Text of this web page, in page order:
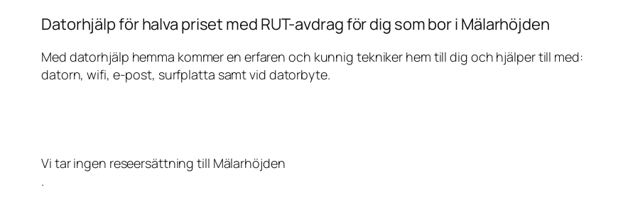
Datorhjälp för halva priset med RUT-avdrag för dig som bor i Mälarhöjden
Med datorhjälp hemma kommer en erfaren och kunnig tekniker hem till dig och hjälper till med:
datorn, wifi, e-post, surfplatta samt vid datorbyte.
Vi tar ingen reseersättning till Mälarhöjden
.